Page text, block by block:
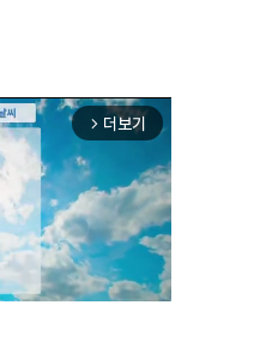
arrow_forward_ios 더보기